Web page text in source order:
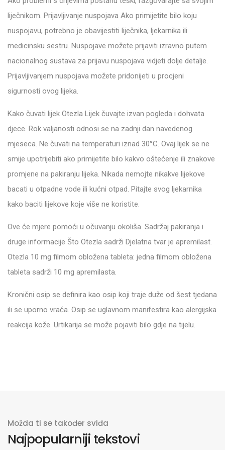
liječnikom. Prijavljivanje nuspojava Ako primijetite bilo koju
nuspojavu, potrebno je obavijestiti liječnika, ljekarnika ili
medicinsku sestru. Nuspojave možete prijaviti izravno putem
nacionalnog sustava za prijavu nuspojava vidjeti dolje detalje.
Prijavljivanjem nuspojava možete pridonijeti u procjeni
sigurnosti ovog lijeka.
Kako čuvati lijek Otezla Lijek čuvajte izvan pogleda i dohvata
djece. Rok valjanosti odnosi se na zadnji dan navedenog
mjeseca. Ne čuvati na temperaturi iznad 30°C. Ovaj lijek se ne
smije upotrijebiti ako primijetite bilo kakvo oštećenje ili znakove
promjene na pakiranju lijeka. Nikada nemojte nikakve lijekove
bacati u otpadne vode ili kućni otpad. Pitajte svog ljekarnika
kako baciti lijekove koje više ne koristite.
Ove će mjere pomoći u očuvanju okoliša. Sadržaj pakiranja i
druge informacije Što Otezla sadrži Djelatna tvar je apremilast.
Otezla 10 mg filmom obložena tableta: jedna filmom obložena
tableta sadrži 10 mg apremilasta.
Kronični osip se definira kao osip koji traje duže od šest tjedana
ili se uporno vraća. Osip se uglavnom manifestira kao alergijska
reakcija kože. Urtikarija se može pojaviti bilo gdje na tijelu.
Možda ti se također sviđa
Najpopularniji tekstovi